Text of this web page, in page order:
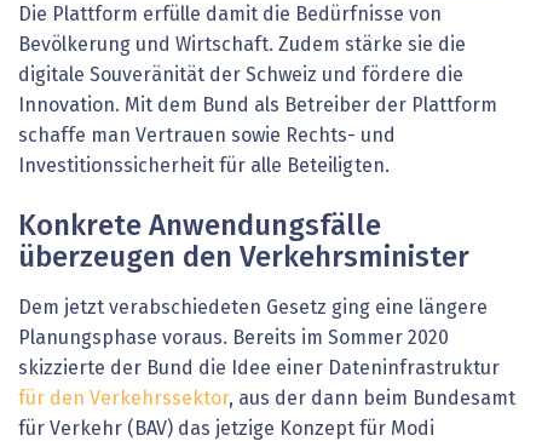
Die Plattform erfülle damit die Bedürfnisse von
Bevölkerung und Wirtschaft. Zudem stärke sie die
digitale Souveränität der Schweiz und fördere die
Innovation. Mit dem Bund als Betreiber der Plattform
schaffe man Vertrauen sowie Rechts- und
Investitionssicherheit für alle Beteiligten.
Konkrete Anwendungsfälle
überzeugen den Verkehrsminister
Dem jetzt verabschiedeten Gesetz ging eine längere
Planungsphase voraus. Bereits im Sommer 2020
skizzierte der Bund die Idee einer Dateninfrastruktur
für den Verkehrssektor, aus der dann beim Bundesamt
für Verkehr (BAV) das jetzige Konzept für Modi